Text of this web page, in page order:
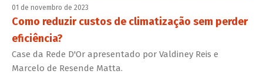
01 de novembro de 2023
Como reduzir custos de climatização sem perder
eficiência?
Case da Rede D'Or apresentado por Valdiney Reis e
Marcelo de Resende Matta.